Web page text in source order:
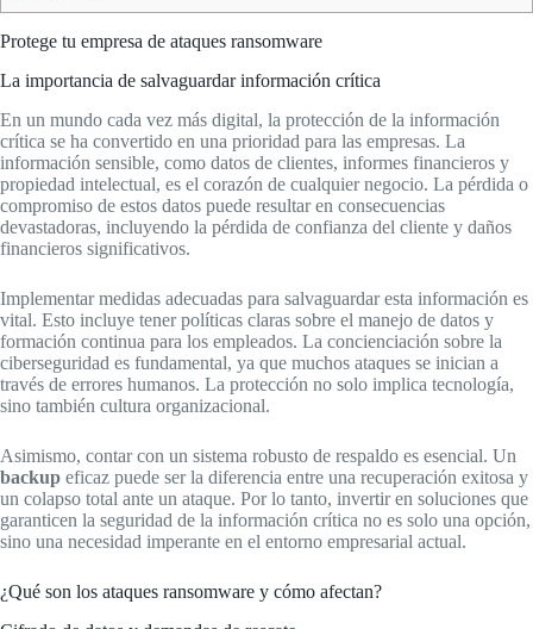
Protege tu empresa de ataques ransomware
La importancia de salvaguardar información crítica
En un mundo cada vez más digital, la protección de la información
crítica se ha convertido en una prioridad para las empresas. La
información sensible, como datos de clientes, informes financieros y
propiedad intelectual, es el corazón de cualquier negocio. La pérdida o
compromiso de estos datos puede resultar en consecuencias
devastadoras, incluyendo la pérdida de confianza del cliente y daños
financieros significativos.
Implementar medidas adecuadas para salvaguardar esta información es
vital. Esto incluye tener políticas claras sobre el manejo de datos y
formación continua para los empleados. La concienciación sobre la
ciberseguridad es fundamental, ya que muchos ataques se inician a
través de errores humanos. La protección no solo implica tecnología,
sino también cultura organizacional.
Asimismo, contar con un sistema robusto de respaldo es esencial. Un
backup eficaz puede ser la diferencia entre una recuperación exitosa y
un colapso total ante un ataque. Por lo tanto, invertir en soluciones que
garanticen la seguridad de la información crítica no es solo una opción,
sino una necesidad imperante en el entorno empresarial actual.
¿Qué son los ataques ransomware y cómo afectan?